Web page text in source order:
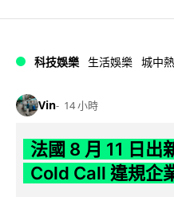
科技娛樂 生活娛樂 城中
Vin 14 小時
法國 8 月 11 日出
Cold Call 違規企